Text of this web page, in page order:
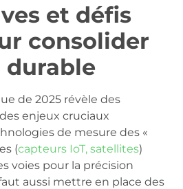
et défis
consolider
durable
de 2025 révèle des
enjeux cruciaux
de mesure des «
(capteurs IoT, satellites)
voies pour la précision
aussi mettre en place des